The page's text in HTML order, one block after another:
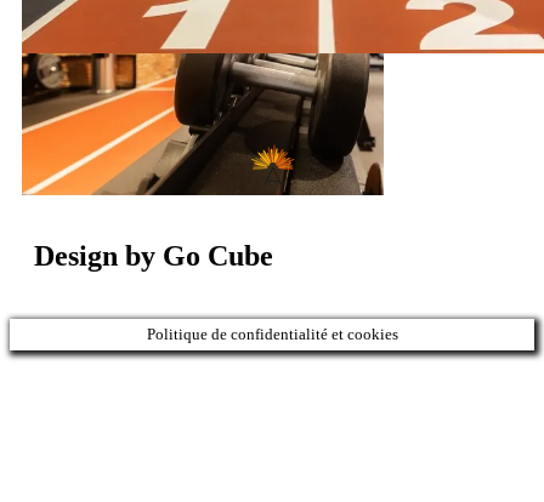
Design by Go Cube
Politique de confidentialité et cookies